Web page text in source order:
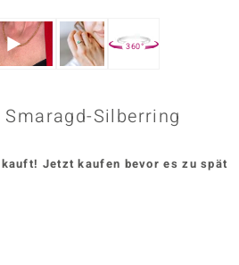
360°
Silberring
Jetzt kaufen bevor es zu spät